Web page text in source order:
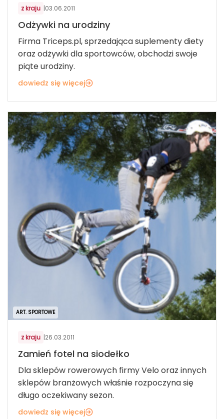
z kraju |03.06.2011
Odżywki na urodziny
Firma Triceps.pl, sprzedająca suplementy diety
oraz odżywki dla sportowców, obchodzi swoje
piąte urodziny.
dowiedz się więcej
ART. SPORTOWE
z kraju |26.03.2011
Zamień fotel na siodełko
Dla sklepów rowerowych firmy Velo oraz innych
sklepów branżowych właśnie rozpoczyna się
długo oczekiwany sezon.
dowiedz się więcej